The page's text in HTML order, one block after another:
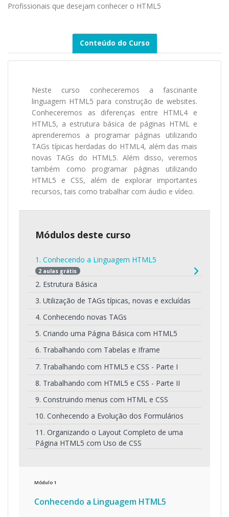
Profissionais que desejam conhecer o HTML5
Conteúdo do Curso
Neste curso conheceremos a fascinante
linguagem HTML5 para construção de websites.
Conheceremos as diferenças entre HTML4 e
HTML5, a estrutura básica de páginas HTML e
aprenderemos a programar páginas utilizando
TAGs típicas herdadas do HTML4, além das mais
novas TAGs do HTML5. Além disso, veremos
também como programar páginas utilizando
HTML5 e CSS, além de explorar importantes
recursos, tais como trabalhar com áudio e vídeo.
Módulos deste curso
1. Conhecendo a Linguagem HTML5
2 aulas grátis
2. Estrutura Básica
3. Utilização de TAGs típicas, novas e excluídas
4. Conhecendo novas TAGs
5. Criando uma Página Básica com HTML5
6. Trabalhando com Tabelas e Iframe
7. Trabalhando com HTML5 e CSS - Parte I
8. Trabalhando com HTML5 e CSS - Parte II
9. Construindo menus com HTML e CSS
10. Conhecendo a Evolução dos Formulários
11. Organizando o Layout Completo de uma
Página HTML5 com Uso de CSS
Módulo 1
Conhecendo a Linguagem HTML5